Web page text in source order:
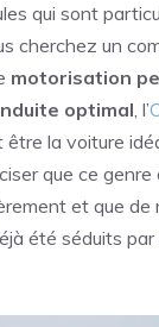
qui sont
cherchez un
motorisation
optimal, l’
être la voiture
que ce genre
et que de
été séduits par